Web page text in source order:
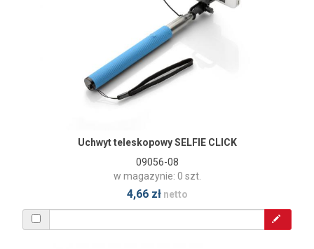
Uchwyt teleskopowy SELFIE CLICK
09056-08
w magazynie: 0 szt.
4,66 złnetto